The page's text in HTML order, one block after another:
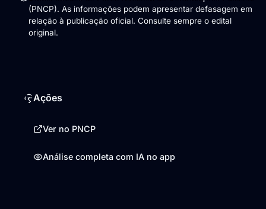
(PNCP). As informações podem apresentar defasagem em
relação à publicação oficial. Consulte sempre o edital
original.
Ações
Ver no PNCP
Análise completa com IA no app